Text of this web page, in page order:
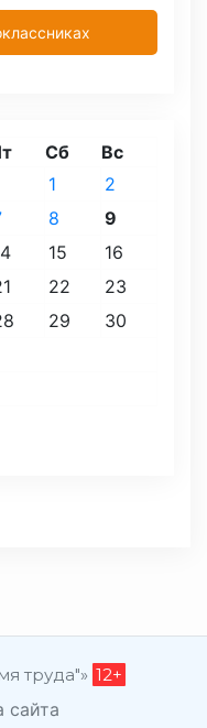
Сб Вс
1
2
8
9
15
16
22
23
29
30
труда"» 12+
сайта